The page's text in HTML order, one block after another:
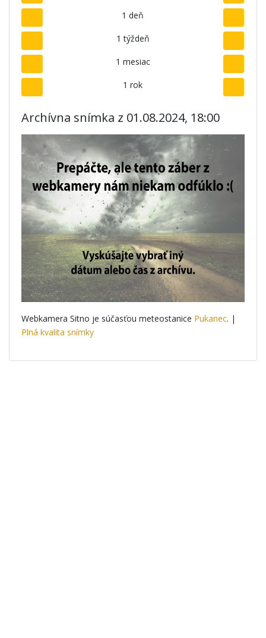
1 deň
1 týždeň
1 mesiac
1 rok
Archívna snímka z 01.08.2024, 18:00
Webkamera Sitno je súčasťou meteostanice Pukanec. |
Plná kvalita snímky